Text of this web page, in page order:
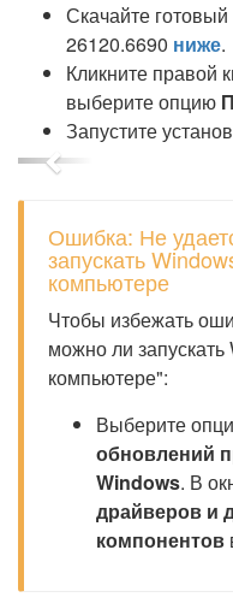
Скачайте
26120.6690 ниже.
Кликните правой
выберите опцию
Запустите
Previous
Ошибка: Не
запускать
компьютере
Чтобы избежать
можно ли
компьютере":
Выберите
обновлений
Windows. В
драйверов и
компонентов